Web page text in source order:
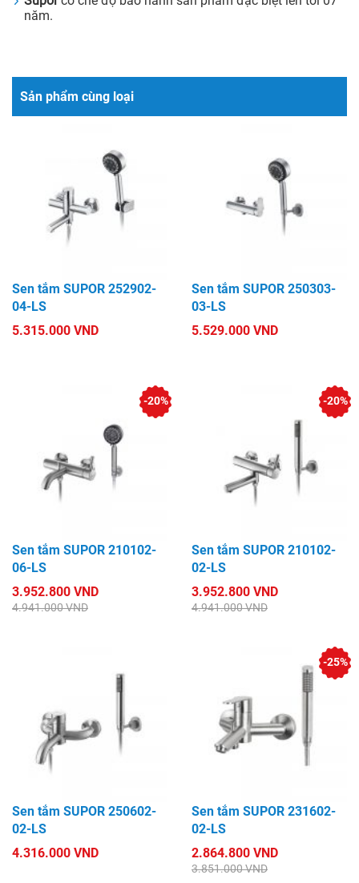
năm.
Sản phẩm cùng loại
Sen tắm SUPOR 252902-
04-LS
5.315.000 VND
Sen tắm SUPOR 250303-
03-LS
5.529.000 VND
Sen tắm SUPOR 210102-
06-LS
3.952.800 VND
4.941.000 VND
-20%
Sen tắm SUPOR 210102-
02-LS
3.952.800 VND
4.941.000 VND
-20%
Sen tắm SUPOR 250602-
02-LS
4.316.000 VND
Sen tắm SUPOR 231602-
02-LS
2.864.800 VND
3.851.000 VND
-25%